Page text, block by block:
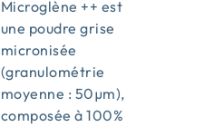
Microglène ++ est
une poudre grise
micronisée
(granulométrie
moyenne : 50µm),
composée à 100%